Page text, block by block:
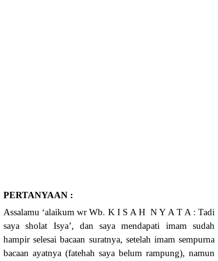
PERTANYAAN :
Assalamu ‘alaikum wr Wb. K I S A H N Y A T A : Tadi
saya sholat Isya’, dan saya mendapati imam sudah
hampir selesai bacaan suratnya, setelah imam sempurna
bacaan ayatnya (fatehah saya belum rampung), namun